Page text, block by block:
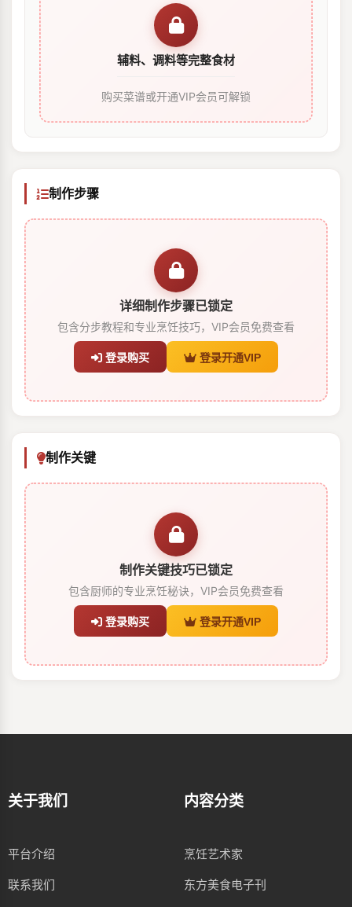
辅料、调料等完整食材
购买菜谱或开通VIP会员可解锁
制作步骤
详细制作步骤已锁定
包含分步教程和专业烹饪技巧，VIP会员免费查看
登录购买 登录开通VIP
制作关键
制作关键技巧已锁定
包含厨师的专业烹饪秘诀，VIP会员免费查看
登录购买 登录开通VIP
关于我们
平台介绍
联系我们
内容分类
烹饪艺术家
东方美食电子刊